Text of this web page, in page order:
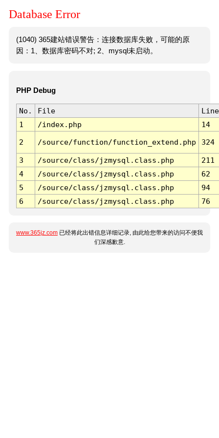
Database Error
(1040) 365建站错误警告：连接数据库失败，可能的原
因：1、数据库密码不对; 2、mysql未启动。
PHP Debug
No. File
Line
1
/index.php 14
2 /source/function/function_extend.php 324
3 /source/class/jzmysql.class.php
211
4
/source/class/jzmysql.class.php
62
5
/source/class/jzmysql.class.php
94
6
/source/class/jzmysql.class.php 76
www.365jz.com 已经将此出错信息详细记录, 由此给您带来的访问不便我
们深感歉意.